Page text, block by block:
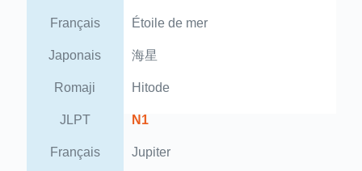
Français Étoile de mer
Japonais 海星
Romaji Hitode
JLPT N1
Français Jupiter